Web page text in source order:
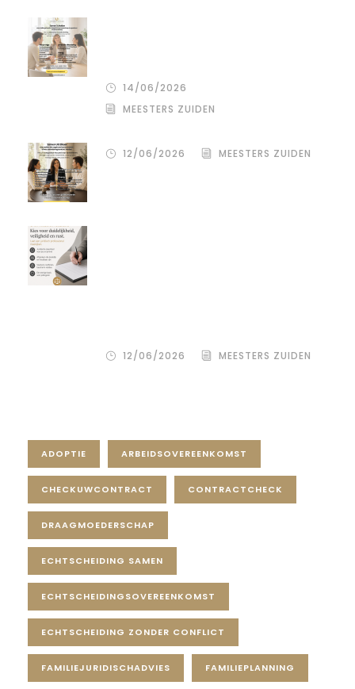
14/06/2026
MEESTERS ZUIDEN
12/06/2026 MEESTERS ZUIDEN
12/06/2026 MEESTERS ZUIDEN
ADOPTIE ARBEIDSOVEREENKOMST
CHECKUWCONTRACT CONTRACTCHECK
DRAAGMOEDERSCHAP
ECHTSCHEIDING SAMEN
ECHTSCHEIDINGSOVEREENKOMST
ECHTSCHEIDING ZONDER CONFLICT
FAMILIEJURIDISCHADVIES FAMILIEPLANNING